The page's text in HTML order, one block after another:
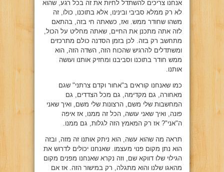
אנחנו צריכים להשתדל לחיות את זה בכל רגע, שהוא
לא רק ממלא סביבי ובינינו, אלא בתוכנו, כולו, זה
משהו שחודר ממש. ואז, כשאתה חי בזה, בהתאם
לזה אתה מתכנן את החיים, שאתה מחליט על הכול,
מתחשב רק בזה. לכן בזמן הסדנה כולם מתרכזים
ומשתדלים להרגיש שהכוח הזה, השדה הזה, הוא
ממש חודר בתוכנו וסביבנו ומחזיק אותנו ועושה
אותנו.
כמו שאנחנו קוראים ב"אחור וקדם צרתני" שגם
מאחורה, גם מקדימה, גם מכל הצדדים, גם
המחשבות שלי משם, הרצונות שלי משם, ואיך שאני
פונה, ואיך שאני עושה, הכל זה ממנו, אז איפה
ה"אני"? אז רק המאמץ הזה לגלות, גם ממנו.
תראה מה שהוא עשה, הוא ניתק אותנו זה מזה, ובזה
הוא נתן מקום פנוי מעצמו. שאנחנו יכולים לדרוש את
הגילוי שלו דווקא שם, וזה נקרא שאנחנו מפנים מקום
מהאגו שלנו והוא מתגלה, רק במישור הזה. אז אם